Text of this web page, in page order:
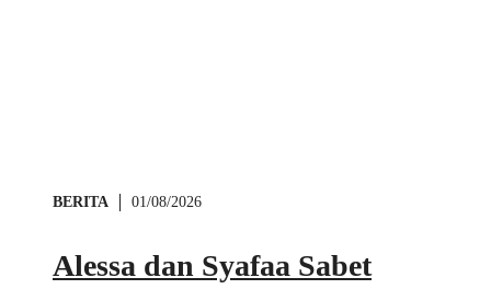
BERITA 01/08/2026
Alessa dan Syafaa Sabet